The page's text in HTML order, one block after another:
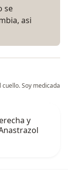
se
asi
Soy medicada
y